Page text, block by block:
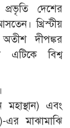
প্রভৃতি দেশের
খ্রিস্টীয়
দীপঙ্কর
এটিকে বিশ্ব
মহাস্থান) এবং
এর মাঝামাঝি